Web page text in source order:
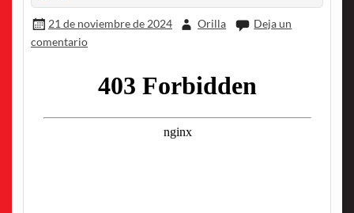
21 de noviembre de 2024 Orilla
Deja un
comentario